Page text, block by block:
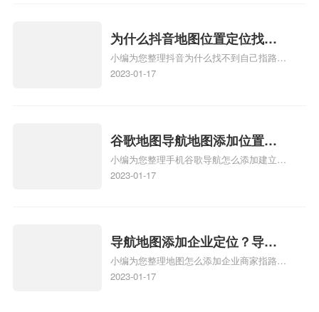
相关地图标注知识，详情可查看下方正文！
为什么抖音地图位置定位找不
到了？抖音为什么找不到当前
定位了？
小编为您整理抖音为什么找不到自己指路人
地图标注服务中心铺的位置、地图位置更新
服务中心位置、抖音突然不显示定位了相关
地图标注知识，详情可查看下方正文！
2023-01-17
谷歌地图导航地图添加位置？
添加谷歌地图导航位置？
小编为您整理手机谷歌导航怎么添加建立多
人位置、如何在地图，谷歌地图添加公司位
2023-01-17
导航地图添加企业定位？导航
定位企业？
小编为您整理地图怎么添加企业商家指路人
地图标注服务中心铺名称、地图怎么添加企
2023-01-17